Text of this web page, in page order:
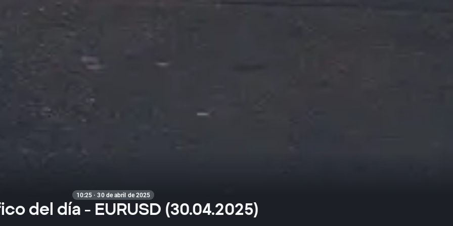
10:25 · 30 de abril de 2025
del día - EURUSD (30.04.2025)